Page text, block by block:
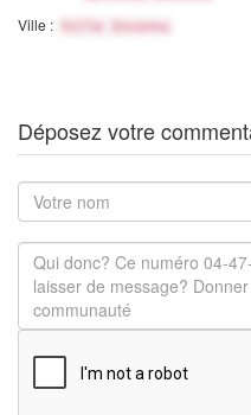
Ville : Ville Inconnu
Déposez votre